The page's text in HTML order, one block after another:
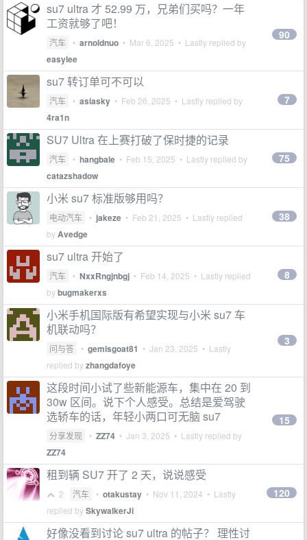
su7 ultra 才 52.99 万，兄弟们买吗？一年
工资就够了吧！
汽车 • arnoldnuo • Mar 6, 2025 • Lastly replied by
easylee
90
su7 转订单可不可以
汽车 • asiasky • Feb 26, 2025 • Lastly replied by
4ra1n
7
SU7 Ultra 在上赛打破了保时捷的记录
汽车 • hangbale • Feb 15, 2025 • Lastly replied by
catazshadow
75
小米 su7 标准版够用吗？
电动汽车 • jakeze • Feb 21, 2025 • Lastly replied
byAvedge
38
su7 ultra 开始了
汽车 • NxxRngjnbgj • Feb 14, 2025 • Lastly replied
bybugmakerxs
8
小米手机国际版有希望实现与小米 su7 车
机联动吗？
问与答 • gemisgoat81 • Jan 23, 2025 • Lastly
replied byzhangdafoye
3
这段时间小试了些新能源车，集中在 20 到
30w 区间。说下个人感受。总结是爱驾驶
选轿车的话，年轻小两口可无脑 su7
分享发现 • ZZ74 • Jan 3, 2025 • Lastly replied by
ZZ74
15
租到辆 SU7 开了 2 天，说说感受
2 汽车 • otakustay • Nov 11, 2024 • Lastly
replied bySkywalkerJi
120
好像没看到讨论 su7 ultra 的帖子？ 理性讨